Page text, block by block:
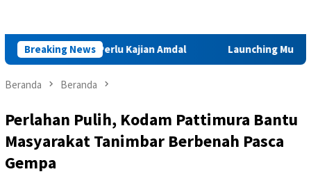
Breaking News
Iha Perlu Kajian Amdal Launching Muktamar VIII di
Beranda Beranda
Perlahan Pulih, Kodam Pattimura Bantu
Masyarakat Tanimbar Berbenah Pasca
Gempa